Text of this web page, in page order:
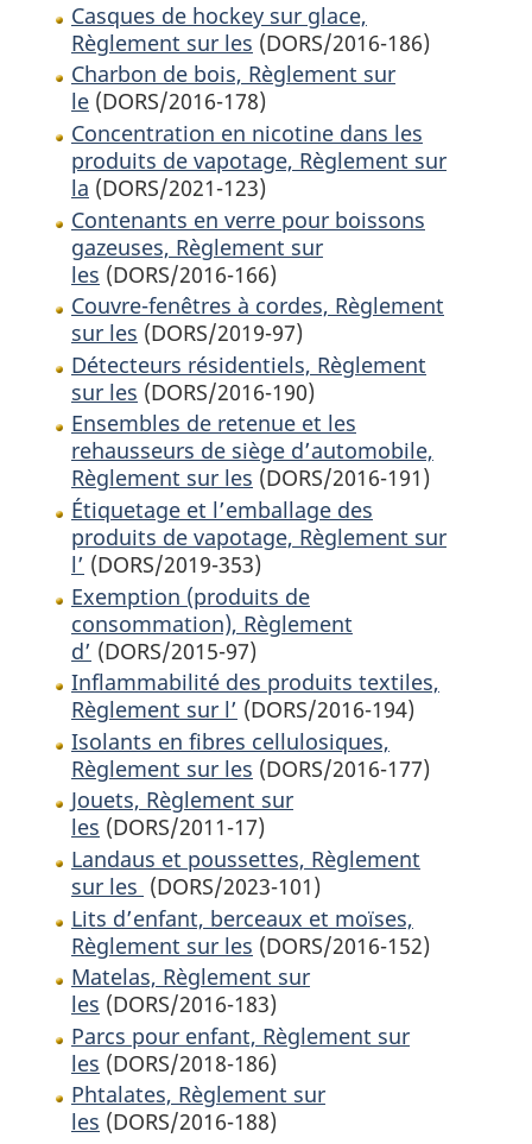
Casques de hockey sur glace,
Règlement sur les (DORS/2016-186)
Charbon de bois, Règlement sur
le (DORS/2016-178)
Concentration en nicotine dans les
produits de vapotage, Règlement sur
la (DORS/2021-123)
Contenants en verre pour boissons
gazeuses, Règlement sur
les (DORS/2016-166)
Couvre-fenêtres à cordes, Règlement
sur les (DORS/2019-97)
Détecteurs résidentiels, Règlement
sur les (DORS/2016-190)
Ensembles de retenue et les
rehausseurs de siège d’automobile,
Règlement sur les (DORS/2016-191)
Étiquetage et l’emballage des
produits de vapotage, Règlement sur
l’ (DORS/2019-353)
Exemption (produits de
consommation), Règlement
d’ (DORS/2015-97)
Inflammabilité des produits textiles,
Règlement sur l’ (DORS/2016-194)
Isolants en fibres cellulosiques,
Règlement sur les (DORS/2016-177)
Jouets, Règlement sur
les (DORS/2011-17)
Landaus et poussettes, Règlement
sur les (DORS/2023-101)
Lits d’enfant, berceaux et moïses,
Règlement sur les (DORS/2016-152)
Matelas, Règlement sur
les (DORS/2016-183)
Parcs pour enfant, Règlement sur
les (DORS/2018-186)
Phtalates, Règlement sur
les (DORS/2016-188)